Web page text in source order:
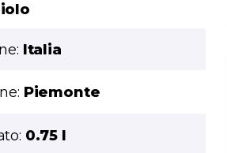
Italia
Piemonte
0.75 l